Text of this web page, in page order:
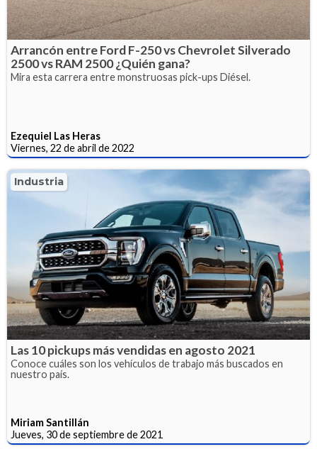
Arrancón entre Ford F-250 vs Chevrolet Silverado
2500 vs RAM 2500 ¿Quién gana?
Mira esta carrera entre monstruosas pick-ups Diésel.
Ezequiel Las Heras
Viernes, 22 de abril de 2022
Industria
Las 10 pickups más vendidas en agosto 2021
Conoce cuáles son los vehículos de trabajo más buscados en
nuestro país.
Miriam Santillán
Jueves, 30 de septiembre de 2021